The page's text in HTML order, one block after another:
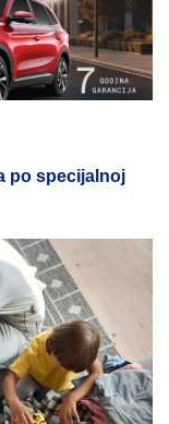
po specijalnoj